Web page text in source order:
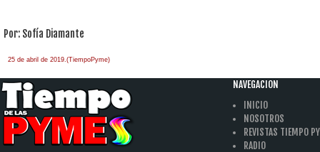
Por: Sofía Diamante
25 de abril de 2019.(TiempoPyme)
NAVEGACION
INICIO
NOSOTROS
REVISTAS TIEMPO
RADIO